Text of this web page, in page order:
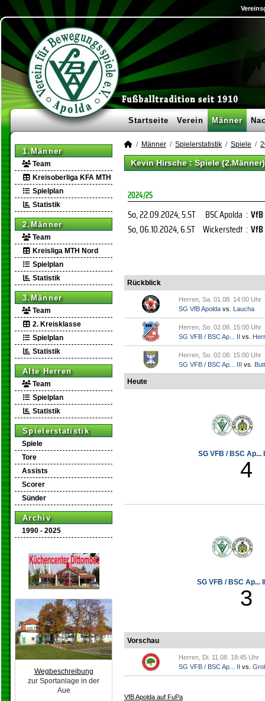
Startseite Verein Männer
1.Männer
Team
Kreisoberliga KFA MTH
Spielplan
Statistik
2.Männer
Team
Kreisliga MTH Nord
Spielplan
Statistik
3.Männer
Team
2. Kreisklasse
Spielplan
Statistik
Alte Herren
Team
Spielplan
Statistik
Spielerstatistik
Spiele
Tore
Assists
Scorer
Sünder
Archiv
1990 - 2025
Wegbeschreibung
zur Sportanlage in der
Aue
Männer Spielerstatistik Spiele
Kevin Hirsche : Spiele (2.Männer)
2024/25
So, 22.09.2024, 5.ST BSC Apolda :
So, 06.10.2024, 6.ST Wickerstedt :
Rückblick
Herren, Sa. 01.08. 14:00 Uhr
SG VfB Apolda vs. Laucha
Herren, So. 02.08. 15:00 Uhr
SG VFB / BSC Ap... II vs.
Herren, So. 02.08. 15:00 Uhr
SG VFB / BSC Ap... III vs.
Heute
SG VFB / BSC Ap...
4
SG VFB / BSC Ap...
3
Vorschau
Herren, Di. 11.08. 18:45 Uhr
SG VFB / BSC Ap... II vs.
VfB Apolda auf FuPa